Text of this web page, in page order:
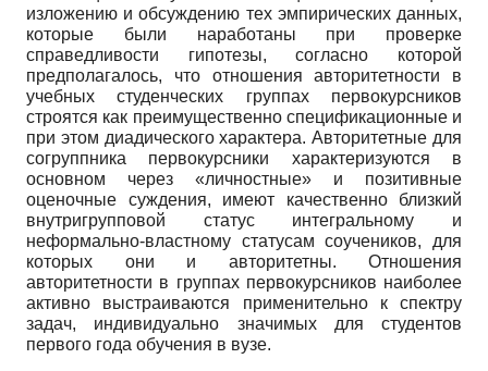
изложению и обсуждению тех эмпирических данных,
которые были наработаны при проверке
справедливости гипотезы, согласно которой
предполагалось, что отношения авторитетности в
учебных студенческих группах первокурсников
строятся как преимущественно спецификационные и
при этом диадического характера. Авторитетные для
согруппника первокурсники характеризуются в
основном через «личностные» и позитивные
оценочные суждения, имеют качественно близкий
внутригрупповой статус интегральному и
неформально-властному статусам соучеников, для
которых они и авторитетны. Отношения
авторитетности в группах первокурсников наиболее
активно выстраиваются применительно к спектру
задач, индивидуально значимых для студентов
первого года обучения в вузе.